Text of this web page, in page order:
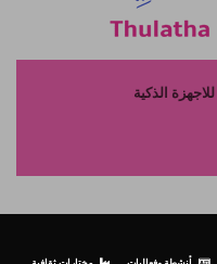
الذكية